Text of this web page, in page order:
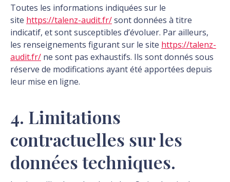
Toutes les informations indiquées sur le
site https://talenz-audit.fr/sont données à titre
indicatif, et sont susceptibles d’évoluer. Par ailleurs,
les renseignements figurant sur le site https://talenz-
audit.fr/ ne sont pas exhaustifs. Ils sont donnés sous
réserve de modifications ayant été apportées depuis
leur mise en ligne.
4. Limitations
contractuelles sur les
données techniques.